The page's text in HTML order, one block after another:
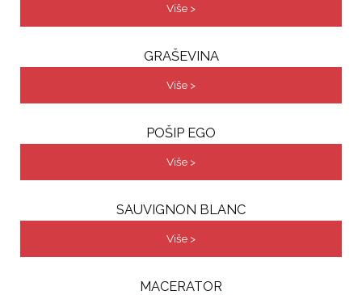
Više >
GRAŠEVINA
Više >
POŠIP EGO
Više >
SAUVIGNON BLANC
Više >
MACERATOR